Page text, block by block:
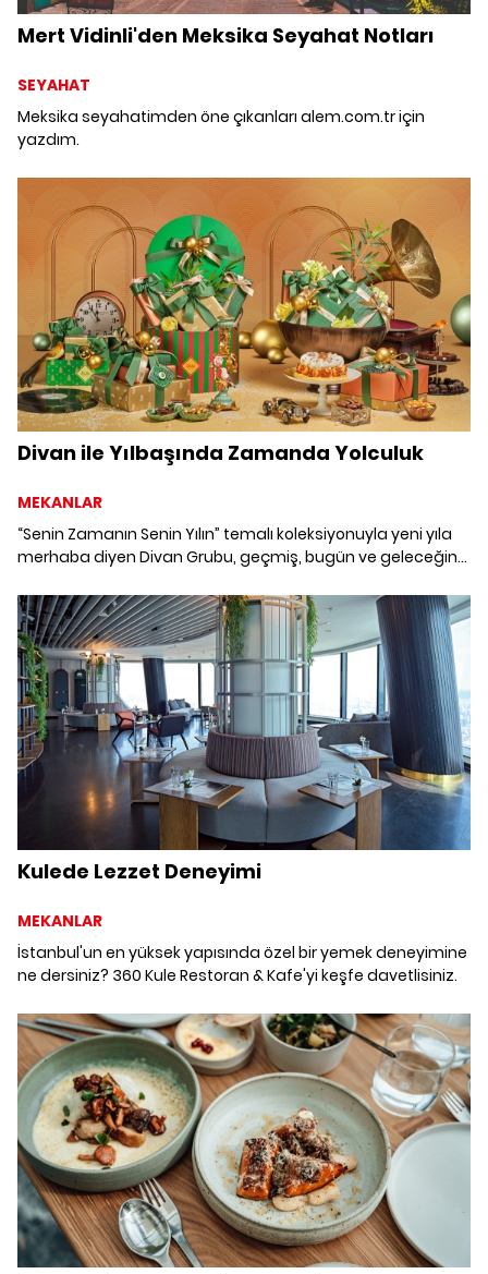
Mert Vidinli'den Meksika Seyahat Notları
SEYAHAT
Meksika seyahatimden öne çıkanları alem.com.tr için
yazdım.
Divan ile Yılbaşında Zamanda Yolculuk
MEKANLAR
“Senin Zamanın Senin Yılın” temalı koleksiyonuyla yeni yıla
merhaba diyen Divan Grubu, geçmiş, bugün ve geleceğin
yolculuğa davet ediyor.
Kulede Lezzet Deneyimi
MEKANLAR
İstanbul'un en yüksek yapısında özel bir yemek deneyimine
ne dersiniz? 360 Kule Restoran & Kafe'yi keşfe davetlisiniz.